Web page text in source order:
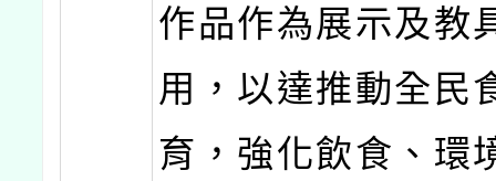
作品作為展示及教
用，以達推動全民
育，強化飲食、環